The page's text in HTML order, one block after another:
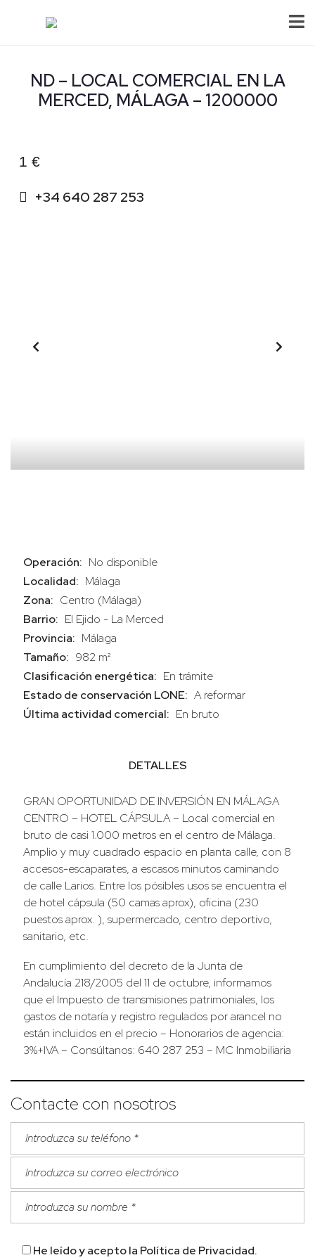
ND – LOCAL COMERCIAL EN LA
MERCED, MÁLAGA – 1200000
1 €
+34 640 287 253
Operación: No disponible
Localidad: Málaga
Zona: Centro (Málaga)
Barrio: El Ejido - La Merced
Provincia: Málaga
Tamaño: 982 m²
Clasificación energética: En trámite
Estado de conservación LONE: A reformar
Última actividad comercial: En bruto
DETALLES
GRAN OPORTUNIDAD DE INVERSIÓN EN MÁLAGA
CENTRO – HOTEL CÁPSULA – Local comercial en
bruto de casi 1.000 metros en el centro de Málaga.
Amplio y muy cuadrado espacio en planta calle, con 8
accesos-escaparates, a escasos minutos caminando
de calle Larios. Entre los pósibles usos se encuentra el
de hotel cápsula (50 camas aprox), oficina (230
puestos aprox. ), supermercado, centro deportivo,
sanitario, etc.
En cumplimiento del decreto de la Junta de
Andalucía 218/2005 del 11 de octubre, informamos
que el Impuesto de transmisiones patrimoniales, los
gastos de notaría y registro regulados por arancel no
están incluidos en el precio – Honorarios de agencia:
3%+IVA – Consúltanos: 640 287 253 – MC Inmobiliaria
Contacte con nosotros
He leído y acepto la Política de Privacidad.